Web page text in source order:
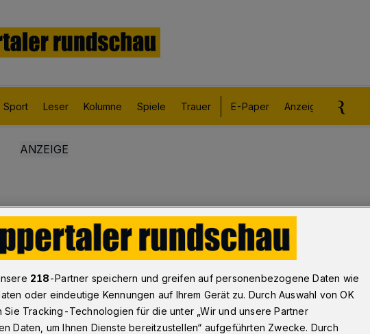
Sport Leser Kolumne Spiele Trauer E-Paper Anzeigen aufgeben
218-Partner speichern und greifen auf personenbezogene Daten wie
oder eindeutige Kennungen auf Ihrem Gerät zu. Durch Auswahl von OK
Sie Tracking-Technologien für die unter „Wir und unsere Partner
Daten, um Ihnen Dienste bereitzustellen“ aufgeführten Zwecke. Durch